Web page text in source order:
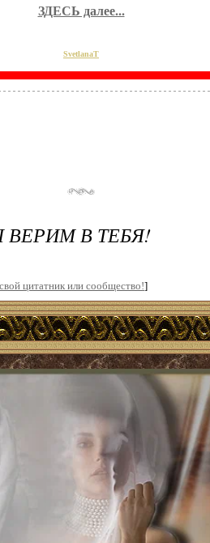
ЗДЕСЬ далее...
SvetlanaT
В ТЕБЯ!
цитатник или сообщество!]